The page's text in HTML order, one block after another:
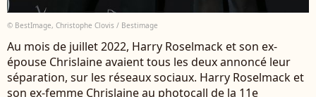
© BestImage, Christophe Clovis / Bestimage
Au mois de juillet 2022, Harry Roselmack et son ex-
épouse Chrislaine avaient tous les deux annoncé leur
séparation, sur les réseaux sociaux. Harry Roselmack et
son ex-femme Chrislaine au photocall de la 11e